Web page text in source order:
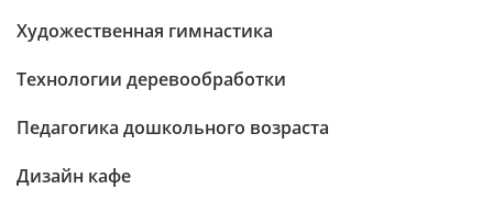
Художественная гимнастика
Технологии деревообработки
Педагогика дошкольного возраста
Дизайн кафе